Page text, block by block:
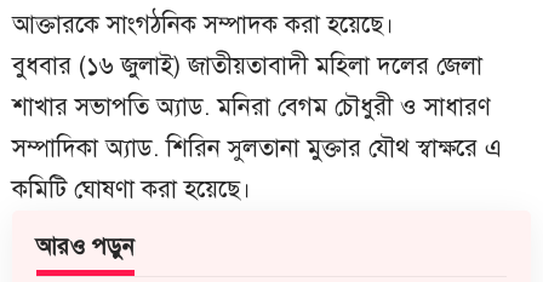
আক্তারকে সাংগঠনিক সম্পাদক করা হয়েছে।
বুধবার (১৬ জুলাই) জাতীয়তাবাদী মহিলা দলের জেলা
শাখার সভাপতি অ্যাড. মনিরা বেগম চৌধুরী ও সাধারণ
সম্পাদিকা অ্যাড. শিরিন সুলতানা মুক্তার যৌথ স্বাক্ষরে এ
কমিটি ঘোষণা করা হয়েছে।
আরও পড়ুন